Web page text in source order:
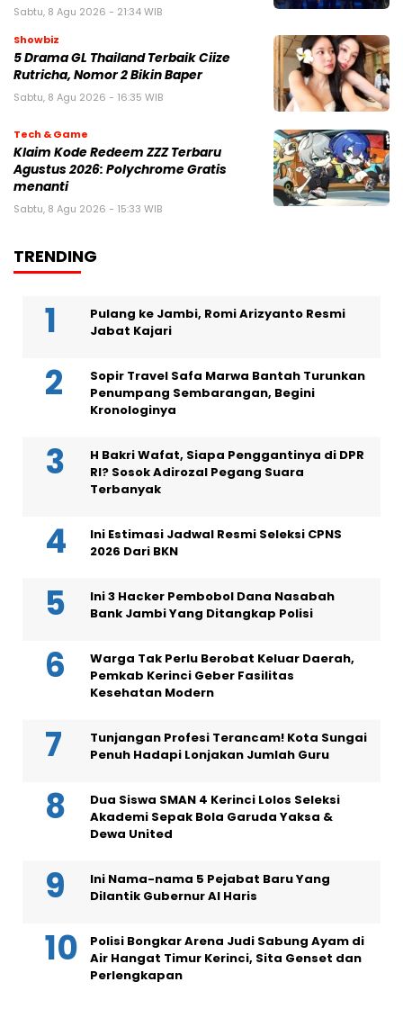
Sabtu, 8 Agu 2026 - 21:34 WIB
Showbiz
5 Drama GL Thailand Terbaik Ciize
Rutricha, Nomor 2 Bikin Baper
Sabtu, 8 Agu 2026 - 16:35 WIB
Tech & Game
Klaim Kode Redeem ZZZ Terbaru
Agustus 2026: Polychrome Gratis
menanti
Sabtu, 8 Agu 2026 - 15:33 WIB
TRENDING
Pulang ke Jambi, Romi Arizyanto Resmi
Jabat Kajari
Sopir Travel Safa Marwa Bantah Turunkan
Penumpang Sembarangan, Begini
Kronologinya
H Bakri Wafat, Siapa Penggantinya di DPR
RI? Sosok Adirozal Pegang Suara
Terbanyak
Ini Estimasi Jadwal Resmi Seleksi CPNS
2026 Dari BKN
Ini 3 Hacker Pembobol Dana Nasabah
Bank Jambi Yang Ditangkap Polisi
Warga Tak Perlu Berobat Keluar Daerah,
Pemkab Kerinci Geber Fasilitas
Kesehatan Modern
Tunjangan Profesi Terancam! Kota Sungai
Penuh Hadapi Lonjakan Jumlah Guru
Dua Siswa SMAN 4 Kerinci Lolos Seleksi
Akademi Sepak Bola Garuda Yaksa &
Dewa United
Ini Nama-nama 5 Pejabat Baru Yang
Dilantik Gubernur Al Haris
Polisi Bongkar Arena Judi Sabung Ayam di
Air Hangat Timur Kerinci, Sita Genset dan
Perlengkapan